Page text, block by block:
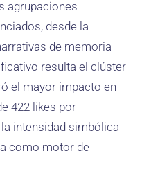
agrupaciones
desde la
de memoria
resulta el clúster
el mayor impacto en
422 likes por
intensidad simbólica
como motor de